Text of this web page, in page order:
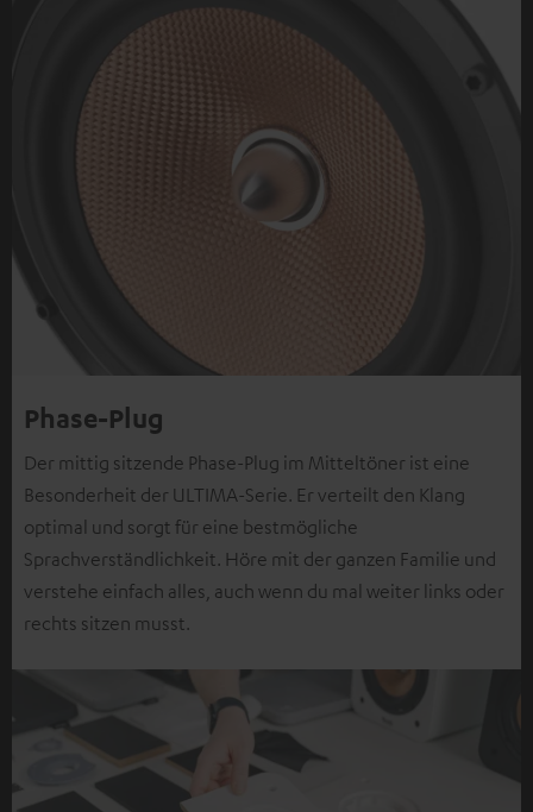
Phase-Plug
Der mittig sitzende Phase-Plug im Mitteltöner ist eine
Besonderheit der ULTIMA-Serie. Er verteilt den Klang
optimal und sorgt für eine bestmögliche
Sprachverständlichkeit. Höre mit der ganzen Familie und
verstehe einfach alles, auch wenn du mal weiter links oder
rechts sitzen musst.